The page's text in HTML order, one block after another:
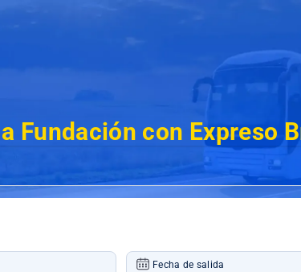
Fundación con Expreso
Fecha de salida